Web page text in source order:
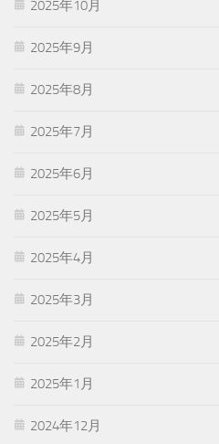
2025年10月
2025年9月
2025年8月
2025年7月
2025年6月
2025年5月
2025年4月
2025年3月
2025年2月
2025年1月
2024年12月